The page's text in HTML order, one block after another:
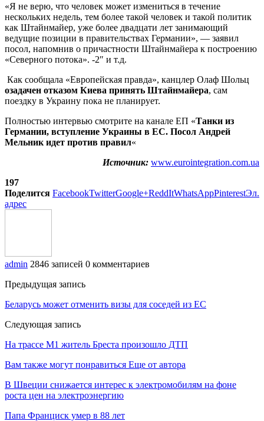
«Я не верю, что человек может измениться в течение
нескольких недель, тем более такой человек и такой политик
как Штайнмайер, уже более двадцати лет занимающий
ведущие позиции в правительствах Германии», — заявил
посол, напомнив о причастности Штайнмайера к построению
«Северного потока». -2″ и т.д.
Как сообщала «Европейская правда», канцлер Олаф Шольц
озадачен отказом Киева принять Штайнмайера, сам
поездку в Украину пока не планирует.
Полностью интервью смотрите на канале ЕП «Танки из
Германии, вступление Украины в ЕС. Посол Андрей
Мельник идет против правил«
Источник: www.eurointegration.com.ua
197
Поделится FacebookTwitterGoogle+ReddItWhatsAppPinterestЭл.
адрес
admin 2846 записей 0 комментариев
Предыдущая запись
Беларусь может отменить визы для соседей из ЕС
Следующая запись
На трассе М1 житель Бреста произошло ДТП
Вам также могут понравиться Еще от автора
В Швеции снижается интерес к электромобилям на фоне
роста цен на электроэнергию
Папа Франциск умер в 88 лет